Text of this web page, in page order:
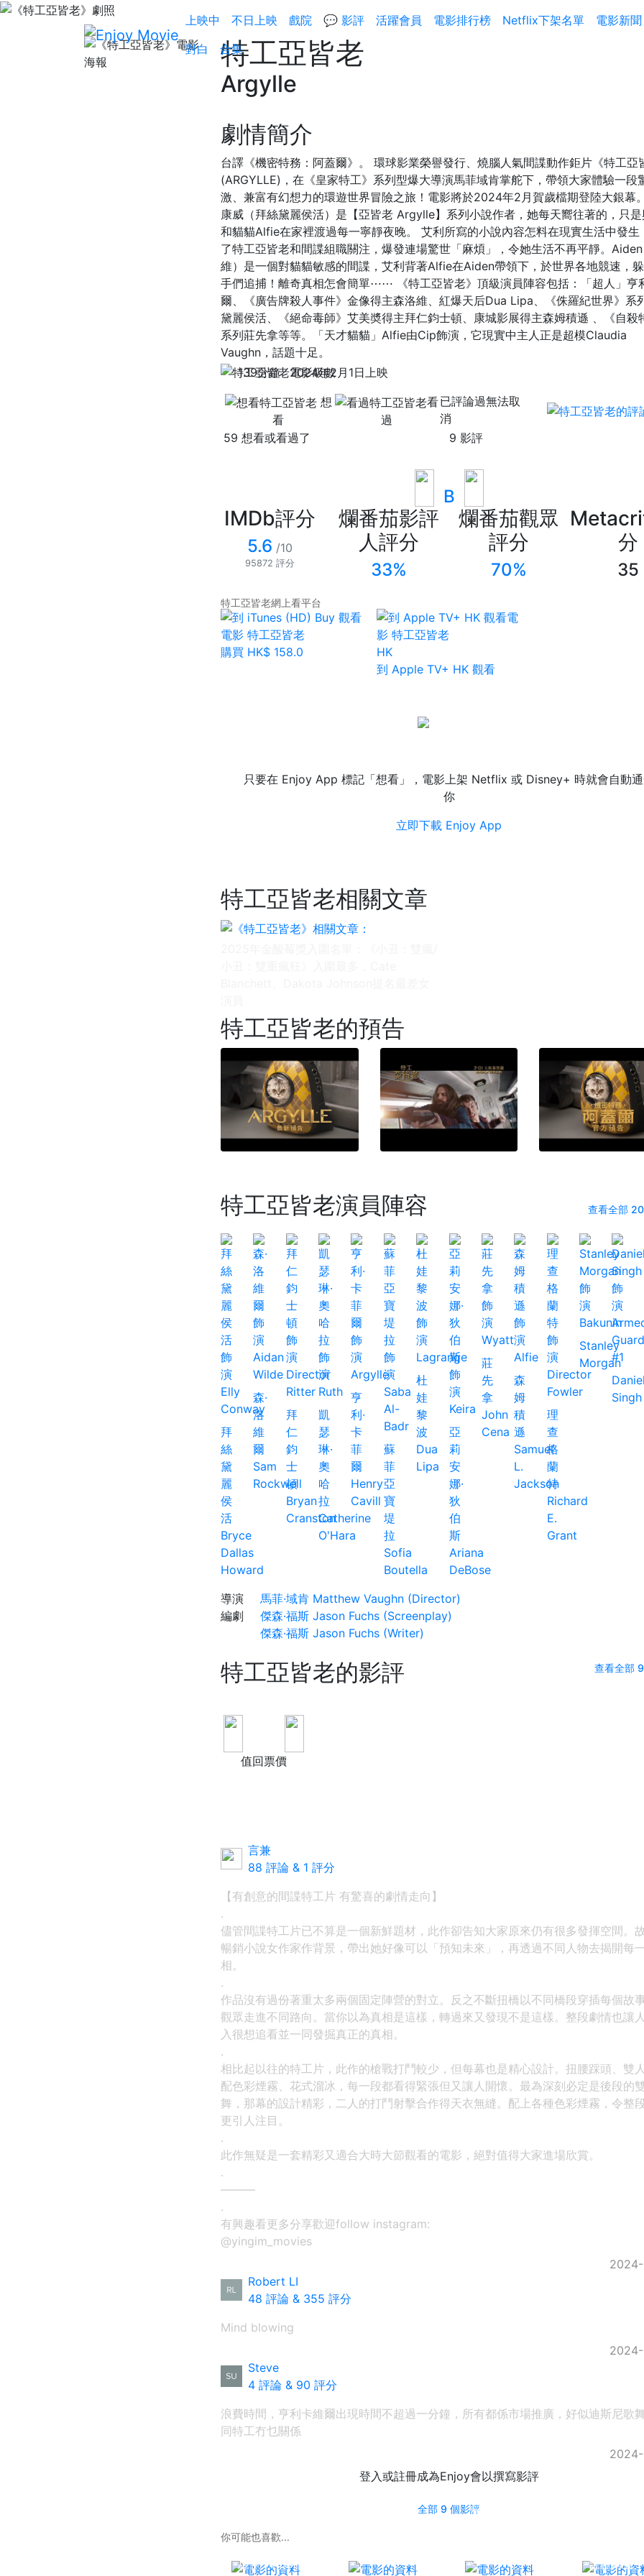
上映中 不日上映 戲院 💬 影評 活躍會員 電影排行榜 Netflix下架名單
電影新聞
對白
合集
特工亞皆老
Argylle
劇情簡介
台譯《機密特務：阿蓋爾》。 環球影業榮譽發行、燒腦人氣間諜動作鉅片《特工亞
(ARGYLLE)，在《皇家特工》系列型爆大導演馬菲域肯掌舵下，帶領大家體驗一段
激、兼富有幻想力的環遊世界冒險之旅！電影將於2024年2月賀歲檔期登陸大銀幕
康威（拜絲黛麗侯活）是【亞皆老 Argylle】系列小說作者，她每天嚮往著的，只
和貓貓Alfie在家裡渡過每一寧靜夜晚。 艾利所寫的小說內容怎料在現實生活中發生
了特工亞皆老和間諜組職關注，爆發連場驚世「麻煩」，令她生活不再平靜。
維）是一個對貓貓敏感的間諜，艾利背著Alfie在Aiden帶領下，於世界各地競速，
手們追捕！離奇真相怎會簡單⋯⋯ 《特工亞皆老》頂級演員陣容包括：「超人」亨
爾、《廣告牌殺人事件》金像得主森洛維、紅爆天后Dua Lipa、《侏羅紀世界》系
黛麗侯活、《絕命毒師》艾美奬得主拜仁鈞士頓、康城影展得主森姆積遜 、《自殺
系列莊先拿等等。「天才貓貓」Alfie由Cip飾演，它現實中主人正是超模Claudia
Vaughn，話題十足。
139分鐘
2024年2月1日上映
想
看
看
過
已評論過無法取
消
59 想看或看過了
9 影評
B
IMDb評分
5.6 /10
95872 評分
爛番茄影評
人評分
33%
爛番茄觀眾
評分
70%
分
35
特工亞皆老網上看平台
購買 HK$ 158.0
HK
到 Apple TV+ HK 觀看
只要在 Enjoy App 標記「想看」，電影上架 Netflix 或 Disney+ 時就會自動
你
立即下載 Enjoy App
特工亞皆老相關文章
特工亞皆老的預告
特工亞皆老演員陣容 查看全部
拜
絲
黛
麗
侯
活
Bryce
Dallas
Howard
森·
洛
維
爾
Sam
Rockwell
拜
仁
鈞
士
頓
Bryan
Cranston
凱
瑟
琳·
奧
哈
拉
Catherine
O'Hara
亨
利·
卡
菲
爾
Henry
Cavill
蘇
菲
亞
寶
堤
拉
Sofia
Boutella
杜
娃
黎
波
Dua
Lipa
亞
莉
安
娜·
狄
伯
斯
Ariana
DeBose
莊
先
拿
John
Cena
森
姆
積
遜
Samuel
L.
Jackson
理
查
格
蘭
特
Richard
E.
Grant
Stanley
Morgan
Singh
導演
馬菲·域肯 Matthew Vaughn (Director)
編劇
傑森·福斯 Jason Fuchs (Screenplay)
傑森·福斯 Jason Fuchs (Writer)
特工亞皆老的影評 查看全部
值回票價
言兼
88 評論 & 1 評分
【有創意的間諜特工片 有驚喜的劇情走向】
.
儘管間諜特工片已不算是一個新鮮題材，此作卻告知大家原來仍有很多發揮空間。
暢銷小說女作家作背景，帶出她好像可以「預知未來」，再透過不同人物去揭開每
相。
.
作品沒有過份著重太多兩個固定陣營的對立。反之不斷扭橋以不同橋段穿插每個故
觀眾走進不同路向。當你以為真相是這樣，轉過來又發現不是這樣。整段劇情也讓
入很想追看並一同發掘真正的真相。
.
相比起以往的特工片，此作的槍戰打鬥較少，但每幕也是精心設計。扭腰踩頭、雙
配色彩煙霧、花式溜冰，每一段都看得緊張但又讓人開懷。最為深刻必定是後段的
舞，那幕的設計精彩，二人的打鬥射擊合作得天衣無縫。配上各種色彩煙霧，令整
更引人注目。
.
此作無疑是一套精彩又適合大時大節觀看的電影，絕對值得大家進場欣賞。
.
———
.
有興趣看更多分享歡迎follow instagram:
@yingim_movies
Robert LI
48 評論 & 355 評分
Mind blowing
Steve
4 評論 & 90 評分
浪費時間，亨利卡維爾出現時間不超過一分鐘，所有都係市場推廣，好似迪斯尼歌
同特工冇乜關係
登入或註冊成為Enjoy會以撰寫影評
全部 9 個影評
你可能也喜歡...
ルパン三世『ワ
ルサーP38』
のダ・カーポ
〜
普羅米亞